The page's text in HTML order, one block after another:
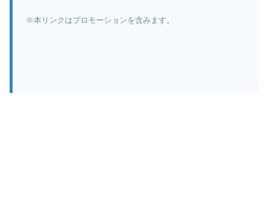
※本リンクはプロモーションを含みます。